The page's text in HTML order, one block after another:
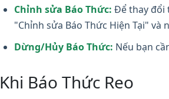
Chỉnh sửa Báo Thức: Để thay đổi
"Chỉnh sửa Báo Thức Hiện Tại" và
Dừng/Hủy Báo Thức: Nếu bạn
Khi Báo Thức Reo